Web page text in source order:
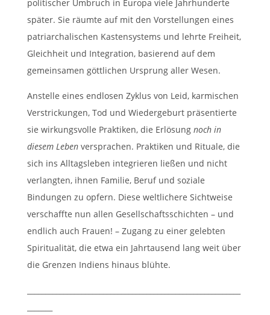
politischer Umbruch in Europa viele Jahrhunderte
später. Sie räumte auf mit den Vorstellungen eines
patriarchalischen Kastensystems und lehrte Freiheit,
Gleichheit und Integration, basierend auf dem
gemeinsamen göttlichen Ursprung aller Wesen.
Anstelle eines endlosen Zyklus von Leid, karmischen
Verstrickungen, Tod und Wiedergeburt präsentierte
sie wirkungsvolle Praktiken, die Erlösung noch in
diesem Lebenversprachen. Praktiken und Rituale, die
sich ins Alltagsleben integrieren ließen und nicht
verlangten, ihnen Familie, Beruf und soziale
Bindungen zu opfern. Diese weltlichere Sichtweise
verschaffte nun allen Gesellschaftsschichten – und
endlich auch Frauen! – Zugang zu einer gelebten
Spiritualität, die etwa ein Jahrtausend lang weit über
die Grenzen Indiens hinaus blühte.